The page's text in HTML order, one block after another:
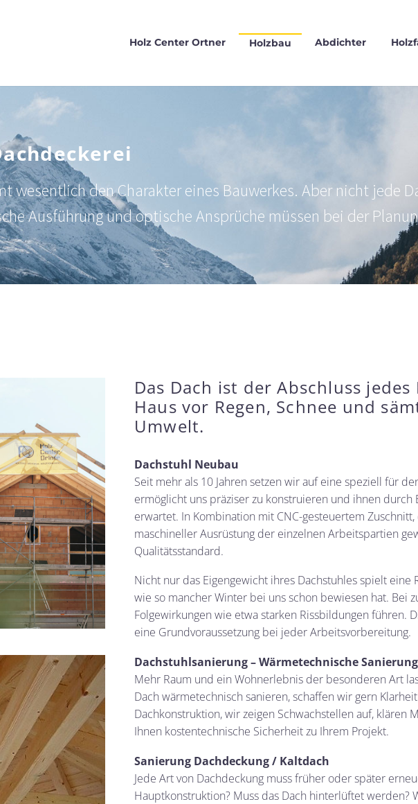
Holz Center Ortner Holzbau Abdichter
wesentlich den Charakter eines Bauwerkes. Aber nicht jede
Ausführung und optische Ansprüche müssen bei der
Das Dach ist der Abschluss
Haus vor Regen, Schnee und
Umwelt.
Dachstuhl Neubau
Seit mehr als 10 Jahren setzen wir auf eine speziell für
ermöglicht uns präziser zu konstruieren und ihnen durch
erwartet. In Kombination mit CNC-gesteuertem
maschineller Ausrüstung der einzelnen Arbeitspartien
Qualitätsstandard.
Nicht nur das Eigengewicht ihres Dachstuhles spielt
wie so mancher Winter bei uns schon bewiesen hat. Bei
Folgewirkungen wie etwa starken Rissbildungen führen.
eine Grundvoraussetzung bei jeder Arbeitsvorbereitung.
Dachstuhlsanierung– Wärmetechnische Sanierung
Mehr Raum und ein Wohnerlebnis der besonderen Art
Dach wärmetechnisch sanieren, schaffen wir gern
Dachkonstruktion, wir zeigen Schwachstellen auf,
Ihnen kostentechnische Sicherheit zu Ihrem Projekt.
Sanierung Dachdeckung / Kaltdach
Jede Art von Dachdeckung muss früher oder später
Hauptkonstruktion? Muss das Dach hinterlüftet